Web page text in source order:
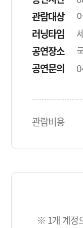
관람대상
러닝타임
공연장소
공연문의
관람비용
※ 1개 계정